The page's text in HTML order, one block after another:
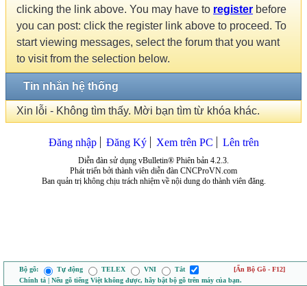
clicking the link above. You may have to register before
you can post: click the register link above to proceed. To
start viewing messages, select the forum that you want
to visit from the selection below.
Tin nhắn hệ thống
Xin lỗi - Không tìm thấy. Mời bạn tìm từ khóa khác.
Đăng nhập Đăng Ký Xem trên PC Lên trên
Diễn đàn sử dụng vBulletin® Phiên bản 4.2.3.
Phát triển bởi thành viên diễn đàn CNCProVN.com
Ban quản trị không chịu trách nhiệm về nội dung do thành viên đăng.
Bộ gõ: Tự động TELEX VNI Tắt
[Ẩn Bộ Gõ - F12]
Chính tả | Nếu gõ tiếng Việt không được, hãy bật bộ gõ trên máy của bạn.